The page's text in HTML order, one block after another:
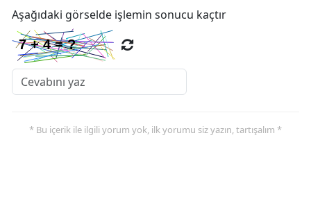
Aşağıdaki görselde işlemin sonucu kaçtır
* Bu içerik ile ilgili yorum yok, ilk yorumu siz yazın, tartışalım *